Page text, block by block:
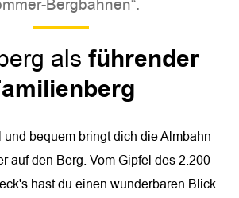
Bergbahnen“.
als führender
bequem bringt dich die Almbahn
auf den Berg. Vom Gipfel des 2.200
hast du einen wunderbaren Blick